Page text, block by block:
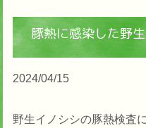
豚熱に感染した野
2024/04/15
野生イノシシの豚熱検査